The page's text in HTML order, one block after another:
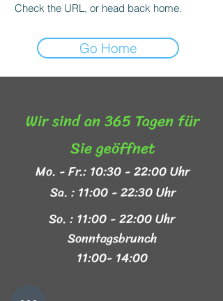
Check the URL, or head back home.
Go Home
Wir sind an 365 Tagen für
Sie geöffnet​
Mo. - Fr.: 10:30 - 22:00 Uhr
Sa. : 11:00 - 22:30 Uhr
So. : 11:00 - 22:00 Uhr
Sonntagsbrunch
11:00- 14:00